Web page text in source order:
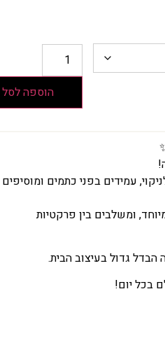
הוספה לסל
לניקוי, עמידים בפני כתמים ומוסיפים
ומשלבים בין פרקטיות
גדול בעיצוב הבית.
בכל יום!